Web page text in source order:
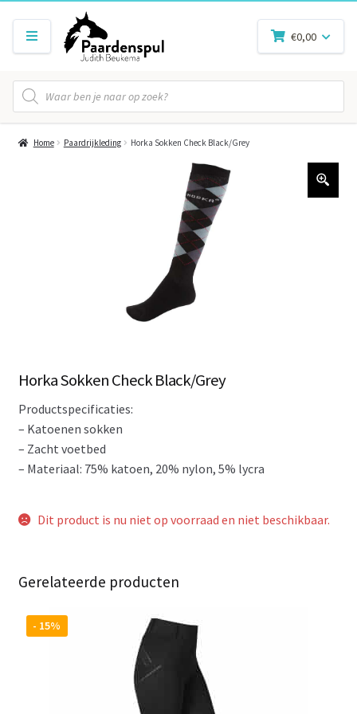
Producten
zoeken
€0,00
Home Paardrijkleding Horka Sokken Check Black/Grey
Horka Sokken Check Black/Grey
Productspecificaties:
– Katoenen sokken
– Zacht voetbed
– Materiaal: 75% katoen, 20% nylon, 5% lycra
Dit product is nu niet op voorraad en niet beschikbaar.
Gerelateerde producten
- 15%